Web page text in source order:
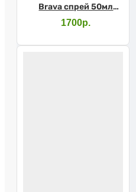
Brava спрей 50мл
120105
1700р.